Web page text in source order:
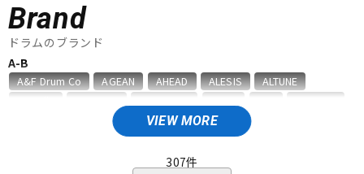
エレキギター
ベース ウクレレ
パーカッション
Brand
ドラムのブランド
VIEW MORE
A-B
A&F Drum Co AGEAN AHEAD ALESIS
ALTUNE
basiner BASS DRUM O's
Beato
BIG FAT SNARE DRUM
BONNEY DRUM JAPAN
Brush Fire
307件